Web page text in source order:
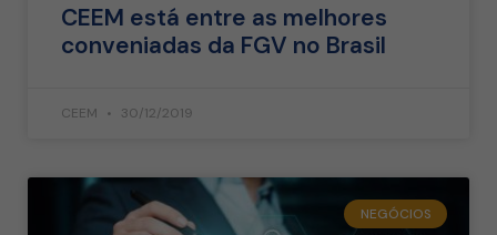
CEEM está entre as melhores
conveniadas da FGV no Brasil
CEEM 30/12/2019
NEGÓCIOS